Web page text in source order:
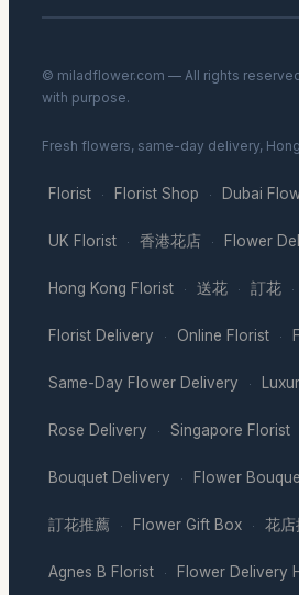
© miladflower.com — All rights
with purpose.
Fresh flowers, same-day delivery,
Florist · Florist Shop · Dubai
UK Florist · 香港花店 · Flower
Hong Kong Florist · 送花 · 訂花 ·
Florist Delivery · Online Florist ·
Same-Day Flower Delivery ·
Rose Delivery · Singapore Florist
Bouquet Delivery · Flower
訂花推薦 · Flower Gift Box · 花店
Agnes B Florist · Flower Delivery